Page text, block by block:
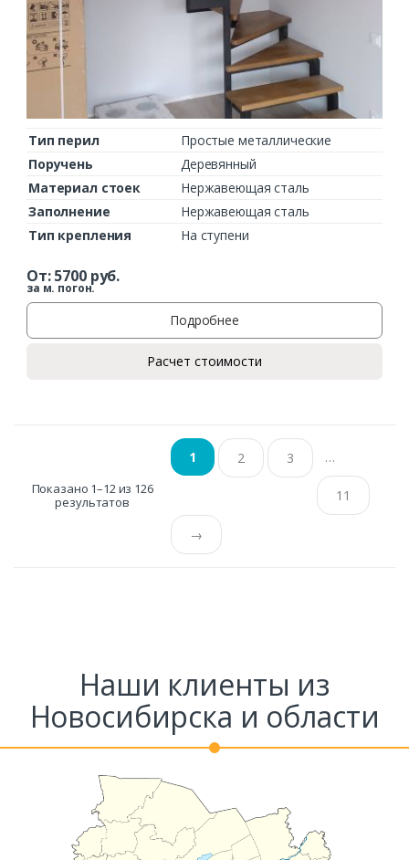
Тип перил
Простые металлические
Поручень
Деревянный
Материал стоек
Нержавеющая сталь
Заполнение
Нержавеющая сталь
Тип крепления
На ступени
От:5700руб.
за м. погон.
Подробнее
Расчет стоимости
Показано 1–12 из 126
результатов
1 2 3 …
11
→
Наши клиенты из
Новосибирска и области